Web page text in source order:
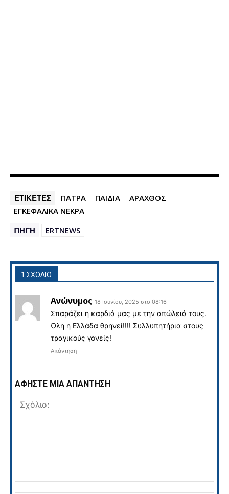
ΕΤΙΚΕΤΕΣ ΠΑΤΡΑ ΠΑΙΔΙΑ
ΑΡΑΧΘΟΣ
ΕΓΚΕΦΑΛΙΚΑ ΝΕΚΡΑ
ΠΗΓΗ ERTNEWS
1 ΣΧΟΛΙΟ
Ανώνυμος 18 Ιουνίου, 2025 στο 08:16
Σπαράζει η καρδιά μας με την απώλειά τους.
Όλη η Ελλάδα θρηνεί!!!! Συλλυπητήρια στους
τραγικούς γονείς!
Απάντηση
ΑΦΗΣΤΕ ΜΙΑ ΑΠΑΝΤΗΣΗ